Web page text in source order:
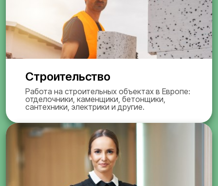
Строительство
Работа на строительных объектах в Европе:
отделочники, каменщики, бетонщики,
сантехники, электрики и другие.